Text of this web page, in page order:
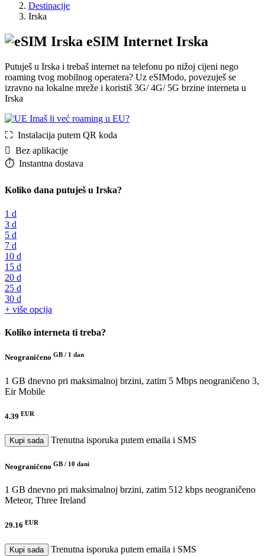
Destinacije
Irska
eSIM Internet Irska
Putuješ u Irska i trebaš internet na telefonu po nižoj cijeni nego
roaming tvog mobilnog operatera? Uz eSIModo, povezuješ se
izravno na lokalne mreže i koristiš 3G/ 4G/ 5G brzine interneta u
Irska
Imaš li već roaming u EU?
⛶️️ Instalacija putem QR koda
️ Bez aplikacije
⏱️️ Instantna dostava
Koliko dana putuješ u Irska?
1 d
3 d
5 d
7 d
10 d
15 d
20 d
25 d
30 d
+ više opcija
Koliko interneta ti treba?
Neograničeno GB / 1 dan
1 GB dnevno pri maksimalnoj brzini, zatim 5 Mbps neograničeno 3,
Eir Mobile
4.39 EUR
Kupi sada Trenutna isporuka putem emaila i SMS
Neograničeno GB / 10 dani
1 GB dnevno pri maksimalnoj brzini, zatim 512 kbps neograničeno
Meteor, Three Ireland
29.16 EUR
Kupi sada
Trenutna isporuka putem emaila i SMS